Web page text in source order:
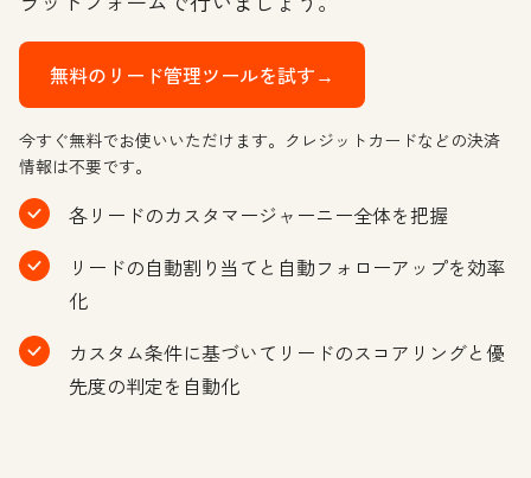
無料のリード管理ツールを試す→
今すぐ無料でお使いいただけます。クレジットカードなどの決済
情報は不要です。
各リードのカスタマージャーニー全体を把握
リードの自動割り当てと自動フォローアップを効率
化
カスタム条件に基づいてリードのスコアリングと優
先度の判定を自動化